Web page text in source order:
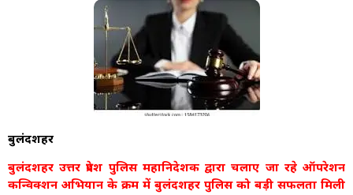
बुलंदशहर
बुलंदशहर उत्तर प्रदेश पुलिस महानिदेशक द्वारा चलाए जा रहे ऑपरेशन
कन्विक्शन अभियान के क्रम में बुलंदशहर पुलिस को बड़ी सफलता मिली